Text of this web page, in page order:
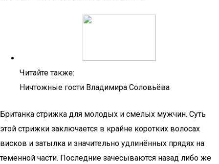
Читайте также:
Ничтожные гости Владимира Соловьёва
Британка стрижка для молодых и смелых мужчин. Суть
этой стрижки заключается в крайне коротких волосах
висков и затылка и значительно удлинённых прядях на
теменной части. Последние зачёсываются назад либо же